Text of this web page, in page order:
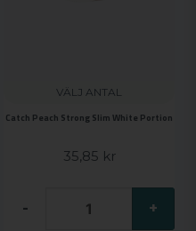
VÄLJ ANTAL
Catch Peach Strong Slim White Portion
35,85 kr
- +